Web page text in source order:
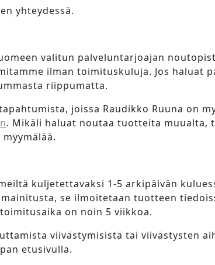
yhteydessä.
valitun palveluntarjoajan
ilman toimituskuluja. Jos haluat
riippumatta.
joissa Raudikko Ruuna on
. Mikäli haluat noutaa tuotteita muualta,
kuljetettavaksi 1-5 arkipäivän
se ilmoitetaan tuotteen
on noin 5 viikkoa.
viivästymisistä tai viivästysten
etusivulla.